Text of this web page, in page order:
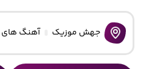
جهش موزیک آهنگ های